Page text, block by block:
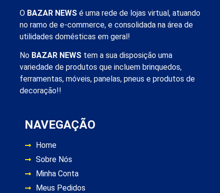
O BAZAR NEWS é uma rede de lojas virtual, atuando
no ramo de e-commerce, e consolidada na área de
utilidades domésticas em geral!
No BAZAR NEWS tem a sua disposição uma
variedade de produtos que incluem brinquedos,
ferramentas, móveis, panelas, pneus e produtos de
decoração!!
NAVEGAÇÃO
Home
Sobre Nós
Minha Conta
Meus Pedidos